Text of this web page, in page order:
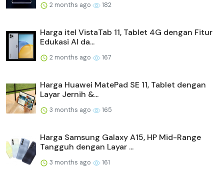
2 months ago 182
Harga itel VistaTab 11, Tablet 4G dengan Fitur
Edukasi AI da...
2 months ago 167
Harga Huawei MatePad SE 11, Tablet dengan
Layar Jernih &...
3 months ago 165
Harga Samsung Galaxy A15, HP Mid-Range
Tangguh dengan Layar ...
3 months ago 161